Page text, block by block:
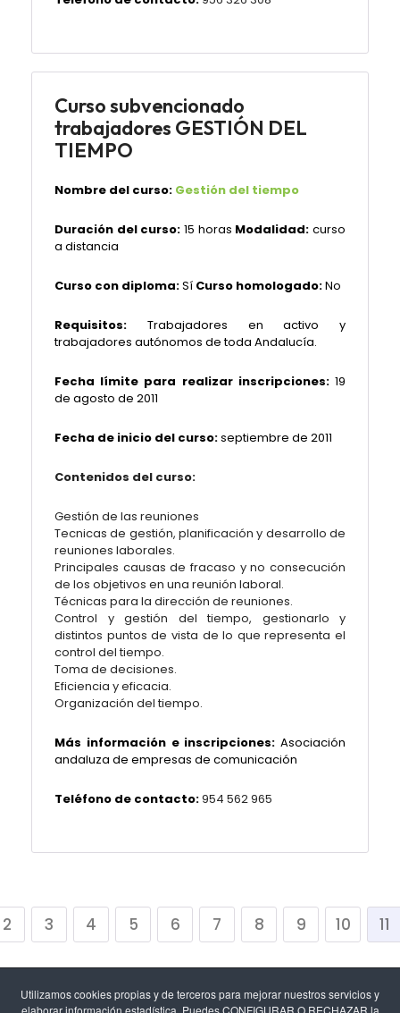
Utilizamos cookies propias y de terceros para mejorar nuestros servicios y
elaborar información estadística. Puedes CONFIGURAR O RECHAZAR la
Curso subvencionado
trabajadores GESTIÓN DEL
TIEMPO
Nombre del curso: Gestión del tiempo
Duración del curso: 15 horas Modalidad: curso
a distancia
Curso con diploma:Sí Curso homologado:No
Requisitos: Trabajadores en activo y
trabajadores autónomos de toda Andalucía.
Fecha límite para realizar inscripciones: 19
de agosto de 2011
Fecha de inicio del curso:septiembre de 2011
Contenidos del curso:
Gestión de las reuniones
Tecnicas de gestión, planificación y desarrollo de
reuniones laborales.
Principales causas de fracaso y no consecución
de los objetivos en una reunión laboral.
Técnicas para la dirección de reuniones.
Control y gestión del tiempo, gestionarlo y
distintos puntos de vista de lo que representa el
control del tiempo.
Toma de decisiones.
Eficiencia y eficacia.
Organización del tiempo.
Más información e inscripciones: Asociación
andaluza de empresas de comunicación
Teléfono de contacto:954 562 965
2 3 4 5 6 7 8 9 10 11